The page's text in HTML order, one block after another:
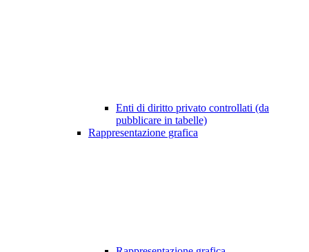
Enti di diritto privato controllati (da
pubblicare in tabelle)
Rappresentazione grafica